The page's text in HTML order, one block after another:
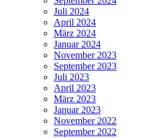
Juli 2024
April 2024
März 2024
Januar 2024
November 2023
September 2023
Juli 2023
April 2023
März 2023
Januar 2023
November 2022
September 2022